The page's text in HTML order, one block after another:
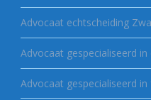
Advocaat echtscheiding
Advocaat gespecialiseerd in
Advocaat gespecialiseerd